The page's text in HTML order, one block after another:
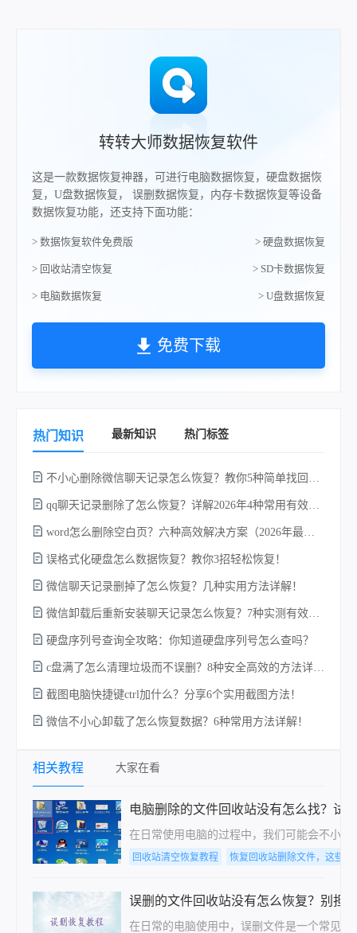
转转大师数据恢复软件
这是一款数据恢复神器，可进行电脑数据恢复，硬盘数据恢
复，U盘数据恢复， 误删数据恢复，内存卡数据恢复等设备
数据恢复功能，还支持下面功能：
> 数据恢复软件免费版 > 硬盘数据恢复
> 回收站清空恢复 > SD卡数据恢复
> 电脑数据恢复 > U盘数据恢复
免费下载
热门知识 最新知识 热门标签
误格式化硬盘怎么数据恢复？教你3招轻松恢复！
微信聊天记录删掉了怎么恢复？几种实用方法详解！
硬盘序列号查询全攻略：你知道硬盘序列号怎么查吗？
截图电脑快捷键ctrl加什么？分享6个实用截图方法！
微信不小心卸载了怎么恢复数据？6种常用方法详解！
相关教程 大家在看
电脑删除的文件回收站没有怎么找？试
在日常使用电脑的过程中，我们可能会不小
回收站清空恢复教程 恢复回收站删除文件，这些方
误删的文件回收站没有怎么恢复？别担
在日常的电脑使用中，误删文件是一个常见